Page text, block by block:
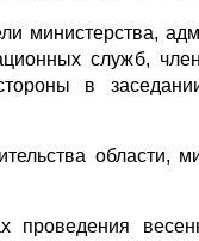
министерства,
служб,
в
области,